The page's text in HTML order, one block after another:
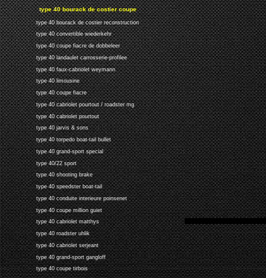
type 40 bourack de costier coupe
type 40 bourack de costier reconstruction
type 40 convertible wiederkehr
type 40 coupe fiacre de dobbeleer
type 40 landaulet carrosserie-profilee
type 40 faux-cabriolet weymann
type 40 limousine
type 40 coupe fiacre
type 40 cabriolet pourtout / roadster mg
type 40 cabriolet pourtout
type 40 jarvis & sons
type 40 torpedo boat-tail bullet
type 40 grand-sport special
type 40/22 sport
type 40 shooting brake
type 40 speedster boat-tail
type 40 conduite interieure poinsenet
type 40 coupe million guiet
type 40 cabriolet matthys
type 40 roadster uhlik
type 40 cabriolet serjeant
type 40 grand-sport gangloff
type 40 coupe tirbois